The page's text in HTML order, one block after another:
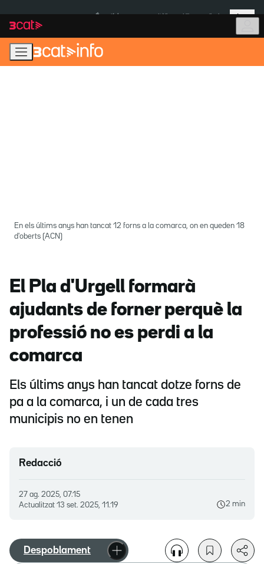
navegació
principal
contingut
Més
En els últims anys han tancat 12 forns a la comarca, on en queden 18
d'oberts (ACN)
El Pla d'Urgell formarà
ajudants de forner perquè la
professió no es perdi a la
comarca
Els últims anys han tancat dotze forns de
pa a la comarca, i un de cada tres
municipis no en tenen
Redacció
27 ag. 2025, 07.15
Actualitzat 13 set. 2025, 11.19 2 min
Despoblament